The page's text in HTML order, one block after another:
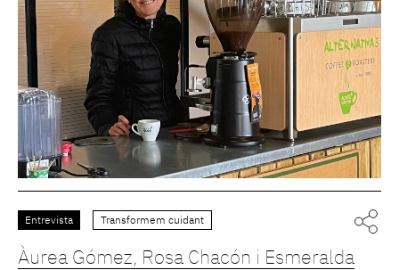
Entrevista Transformem cuidant
Àurea Gómez, Rosa Chacón i Esmeralda